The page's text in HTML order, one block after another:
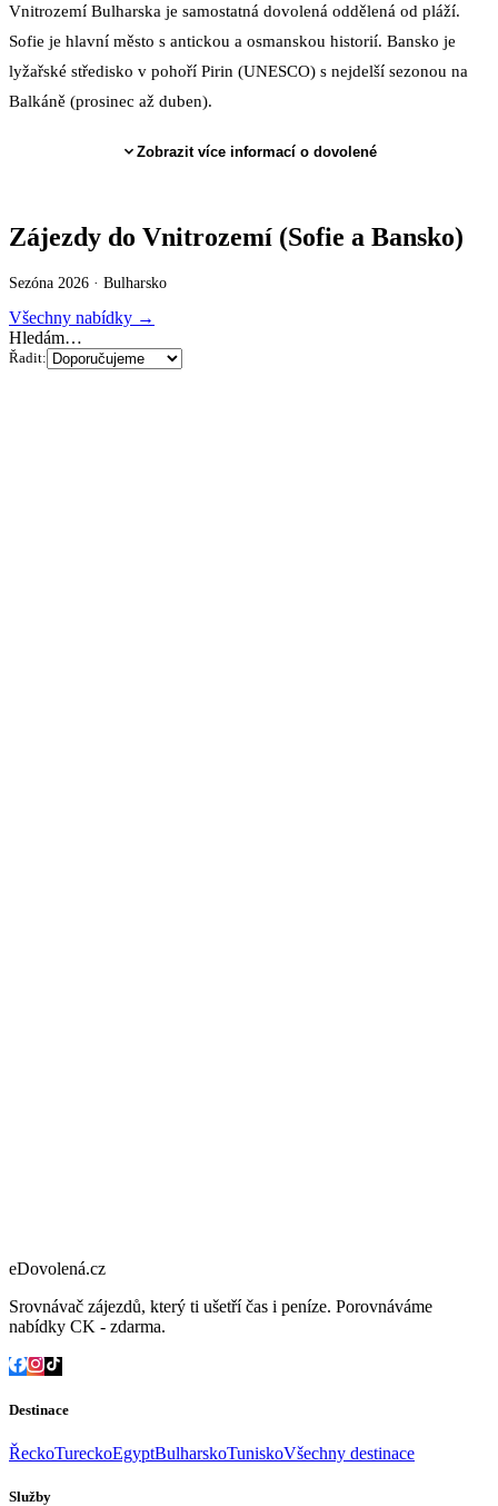
Vnitrozemí Bulharska je samostatná dovolená oddělená od pláží.
Sofie je hlavní město s antickou a osmanskou historií. Bansko je
lyžařské středisko v pohoří Pirin (UNESCO) s nejdelší sezonou na
Balkáně (prosinec až duben).
Zobrazit více informací o dovolené
Zájezdy do Vnitrozemí (Sofie a Bansko)
Sezóna 2026 · Bulharsko
Všechny nabídky →
Hledám…
Řadit:
eDovolená.cz
Srovnávač zájezdů, který ti ušetří čas i peníze. Porovnáváme
nabídky CK - zdarma.
Destinace
ŘeckoTureckoEgyptBulharskoTuniskoVšechny destinace
Služby